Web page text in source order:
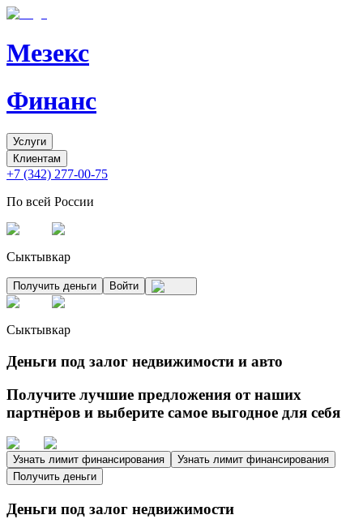
Мезекс
Финанс
Услуги
Клиентам
+7 (342) 277-00-75
По всей России
Сыктывкар
Получить деньги Войти
Сыктывкар
Деньги под залог недвижимости и авто
Получите лучшие предложения от наших
партнёров и выберите самое выгодное для себя
Узнать лимит финансирования
Узнать лимит финансирования
Получить деньги
Деньги под залог недвижимости